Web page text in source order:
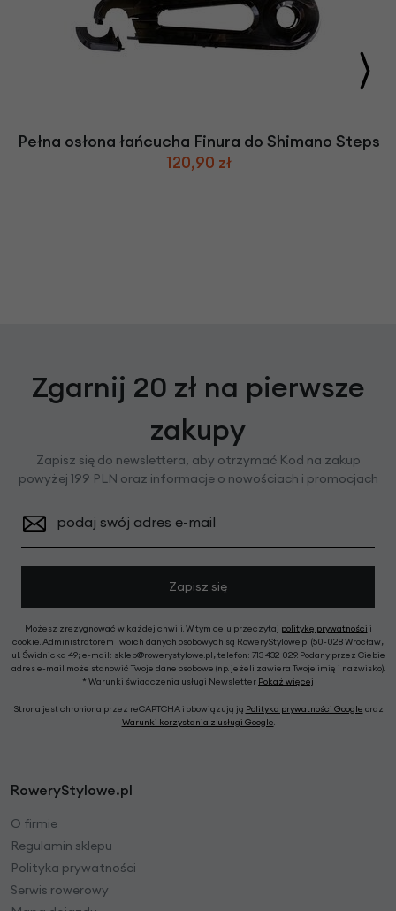
Pełna osłona łańcucha Finura do Shimano Steps
120,90 zł
Zgarnij 20 zł na pierwsze
zakupy
Zapisz się do newslettera, aby otrzymać Kod na zakup
powyżej 199 PLN oraz informacje o nowościach i promocjach
podaj swój adres e-mail
Zapisz się
Możesz zrezygnować w każdej chwili. W tym celu przeczytaj politykę prywatności i
cookie. Administratorem Twoich danych osobowych są RoweryStylowe.pl (50-028 Wrocław,
ul. Świdnicka 49; e-mail: sklep@rowerystylowe.pl, telefon: 713 432 029. Podany przez Ciebie
adres e-mail może stanowić Twoje dane osobowe (np. jeżeli zawiera Twoje imię i nazwisko).
* Warunki świadczenia usługi Newsletter Pokaż więcej
Strona jest chroniona przez reCAPTCHA i obowiązują ją Polityka prywatności Google oraz
Warunki korzystania z usługi Google.
RoweryStylowe.pl
O firmie
Regulamin sklepu
Polityka prywatności
Serwis rowerowy